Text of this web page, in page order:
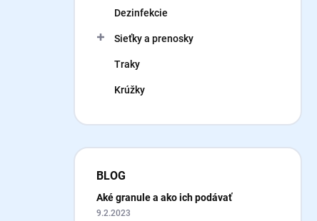
Dezinfekcie
Sieťky a prenosky
Traky
Krúžky
BLOG
Aké granule a ako ich podávať
9.2.2023